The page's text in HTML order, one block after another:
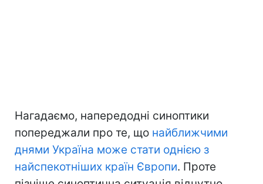
Нагадаємо, напередодні синоптики
попереджали про те, що найближчими
днями Україна може стати однією з
найспекотніших країн Європи. Проте